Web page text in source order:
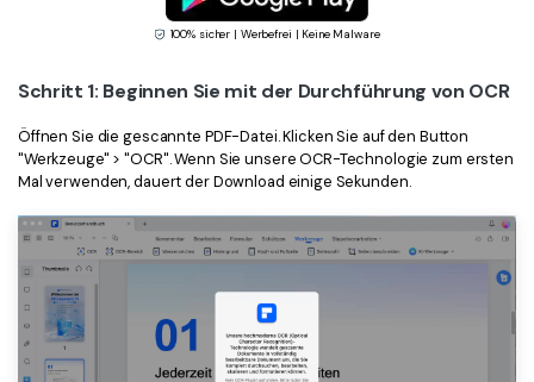
100% sicher | Werbefrei | Keine Malware
Schritt 1: Beginnen Sie mit der Durchführung von OCR
Öffnen Sie die gescannte PDF-Datei. Klicken Sie auf den Button
"Werkzeuge" > "OCR". Wenn Sie unsere OCR-Technologie zum ersten
Mal verwenden, dauert der Download einige Sekunden.